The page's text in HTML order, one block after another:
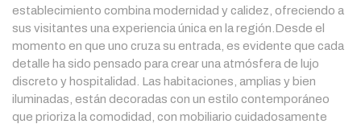
establecimiento combina modernidad y calidez, ofreciendo a
sus visitantes una experiencia única en la región.Desde el
momento en que uno cruza su entrada, es evidente que cada
detalle ha sido pensado para crear una atmósfera de lujo
discreto y hospitalidad. Las habitaciones, amplias y bien
iluminadas, están decoradas con un estilo contemporáneo
que prioriza la comodidad, con mobiliario cuidadosamente